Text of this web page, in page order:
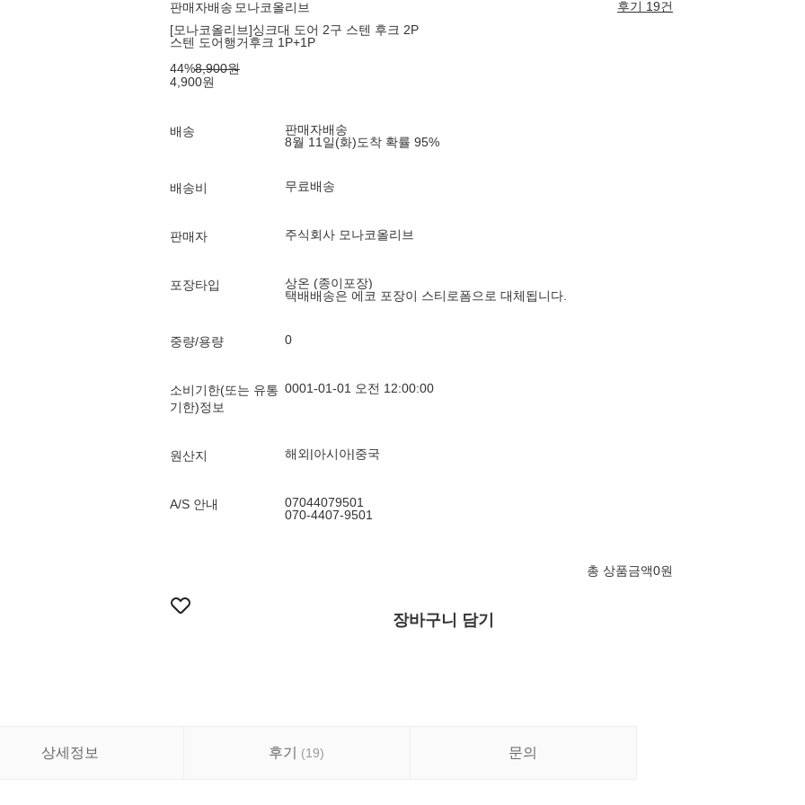
판매자배송 모나코올리브
후기 19건
[모나코올리브]싱크대 도어 2구 스텐 후크 2P
스텐 도어행거후크 1P+1P
44%8,900원
4,900원
배송
판매자배송
8월 11일(화)도착 확률 95%
배송비 무료배송
판매자 주식회사 모나코올리브
포장타입
상온 (종이포장)
택배배송은 에코 포장이 스티로폼으로 대체됩니다.
중량/용량 0
소비기한(또는 유통
기한)정보
0001-01-01 오전 12:00:00
원산지 해외|아시아|중국
A/S 안내
07044079501
070-4407-9501
총 상품금액0원
장바구니 담기
상세정보 후기 (19) 문의